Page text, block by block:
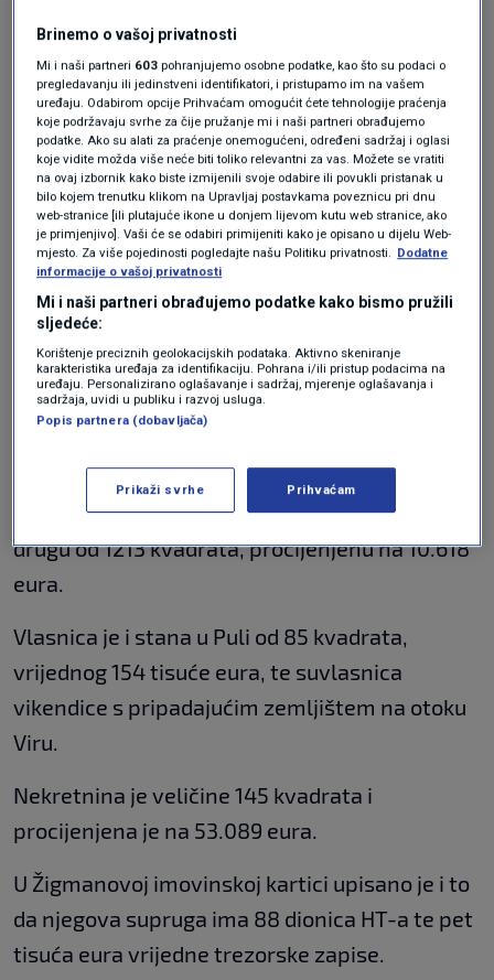
državni tajnik u Ministarstvu financija, a
značajan dio karijere proveo je i u HNB-u,
prenosiDnevnik.hr.
Prema njegovoj imovinskoj kartici vidi se da je
njegova supruga vlasnica kuće s okućnicom od
713 kvadrata u Jablanovcu, procijenjene na 200
tisuća eura.
Plenković predstavio novu ministricu
EU fondova: Ovo su dva glavna
prioriteta
VIJESTI 14. srp.
U Jablanovcu posjeduje i dvije livade - jednu od
501 kvadratnog metra, vrijednu 4500 eura, te
drugu od 1213 kvadrata, procijenjenu na 10.618
eura.
Vlasnica je i stana u Puli od 85 kvadrata,
vrijednog 154 tisuće eura, te suvlasnica
vikendice s pripadajućim zemljištem na otoku
Viru.
Nekretnina je veličine 145 kvadrata i
procijenjena je na 53.089 eura.
U Žigmanovoj imovinskoj kartici upisano je i to
da njegova supruga ima 88 dionica HT-a te pet
tisuća eura vrijedne trezorske zapise.
Brinemo o vašoj privatnosti
Mi i naši partneri 603 pohranjujemo osobne podatke, kao što su podaci o
pregledavanju ili jedinstveni identifikatori, i pristupamo im na vašem
uređaju. Odabirom opcije Prihvaćam omogućit ćete tehnologije praćenja
koje podržavaju svrhe za čije pružanje mi i naši partneri obrađujemo
podatke. Ako su alati za praćenje onemogućeni, određeni sadržaj i oglasi
koje vidite možda više neće biti toliko relevantni za vas. Možete se vratiti
na ovaj izbornik kako biste izmijenili svoje odabire ili povukli pristanak u
bilo kojem trenutku klikom na Upravljaj postavkama poveznicu pri dnu
web-stranice [ili plutajuće ikone u donjem lijevom kutu web stranice, ako
je primjenjivo]. Vaši će se odabiri primijeniti kako je opisano u dijelu Web-
mjesto. Za više pojedinosti pogledajte našu Politiku privatnosti. Dodatne
informacije o vašoj privatnosti
Mi i naši partneri obrađujemo podatke kako bismo pružili
sljedeće:
Korištenje preciznih geolokacijskih podataka. Aktivno skeniranje
karakteristika uređaja za identifikaciju. Pohrana i/ili pristup podacima na
uređaju. Personalizirano oglašavanje i sadržaj, mjerenje oglašavanja i
sadržaja, uvidi u publiku i razvoj usluga.
Popis partnera (dobavljača)
Prikaži svrhe Prihvaćam